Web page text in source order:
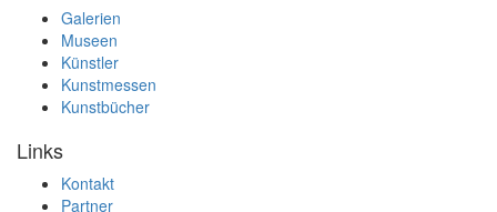
Galerien
Museen
Künstler
Kunstmessen
Kunstbücher
Links
Kontakt
Partner